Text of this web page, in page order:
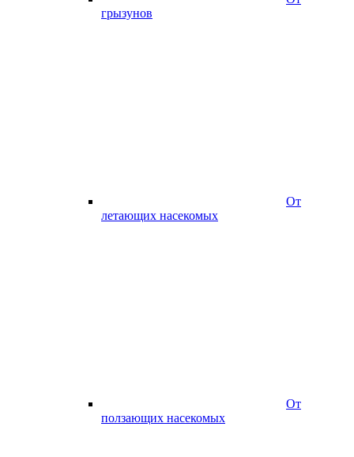
грызунов
От
летающих насекомых
От
ползающих насекомых